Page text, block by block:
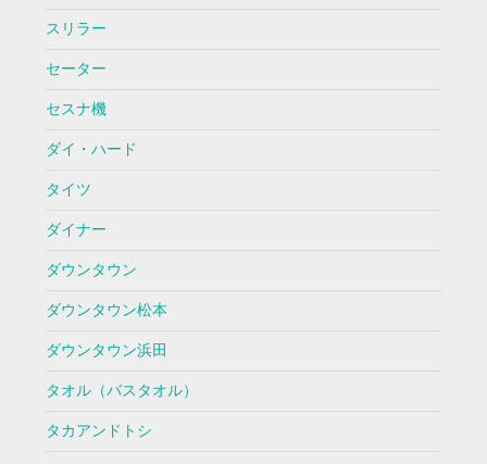
スリラー
セーター
セスナ機
ダイ・ハード
タイツ
ダイナー
ダウンタウン
ダウンタウン松本
ダウンタウン浜田
タオル（バスタオル）
タカアンドトシ